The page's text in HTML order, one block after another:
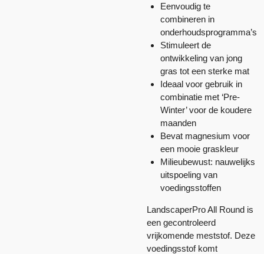
Eenvoudig te
combineren in
onderhoudsprogramma’s
Stimuleert de
ontwikkeling van jong
gras tot een sterke mat
Ideaal voor gebruik in
combinatie met ‘Pre-
Winter’ voor de koudere
maanden
Bevat magnesium voor
een mooie graskleur
Milieubewust: nauwelijks
uitspoeling van
voedingsstoffen
LandscaperPro All Round is
een gecontroleerd
vrijkomende meststof. Deze
voedingsstof komt